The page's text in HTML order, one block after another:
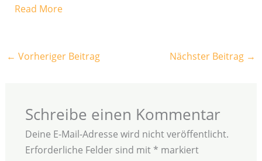
Read More
← Vorheriger Beitrag Nächster Beitrag →
Schreibe einen Kommentar
Deine E-Mail-Adresse wird nicht veröffentlicht.
Erforderliche Felder sind mit * markiert